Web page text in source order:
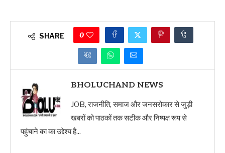
SHARE 0
BHOLUCHAND NEWS
JOB, राजनीति, समाज और जनसरोकार से जुड़ी
खबरों को पाठकों तक सटीक और निष्पक्ष रूप से
पहुंचाने का का उद्देश्य है...